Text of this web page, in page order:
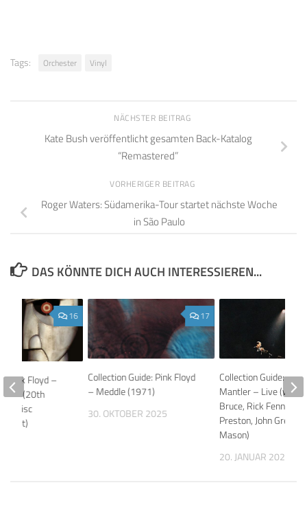
Tags: Orchester Vinyl
NÄCHSTER BEITRAG
Kate Bush veröffentlicht gesamten Back-Katalog
“Remastered”
VORHERIGER BEITRAG
Roger Waters: Südamerika-Tour startet nächste Woche
in São Paulo
DAS KÖNNTE DICH AUCH INTERESSIEREN...
17
Collection Guide: Pink Floyd
– Meddle (1971)
30. OKTOBER 2025
Collection Guide:
Mantler – Live (with
Bruce, Rick Fenn, Don
Preston, John
Mason)
20. JANUAR 2025
16
Pink Floyd –
Bell (20th
7-Disc